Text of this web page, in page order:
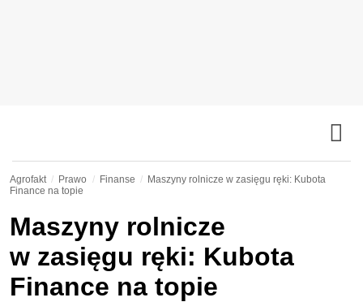
Agrofakt Prawo Finanse
Maszyny rolnicze w zasięgu ręki: Kubota
Finance na topie
Maszyny rolnicze
w zasięgu ręki: Kubota
Finance na topie